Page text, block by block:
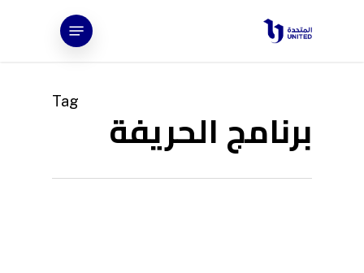
Menu
Tag برنامج الحريفة